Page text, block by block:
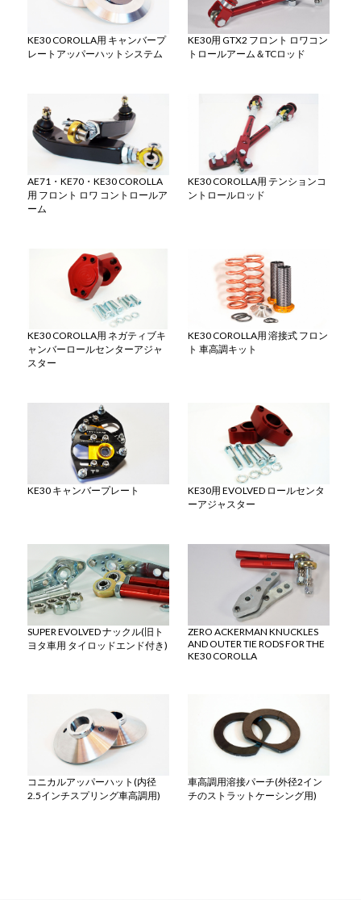
KE30 COROLLA用 キャンバープ
レートアッパーハットシステム
KE30用 GTX2 フロント ロワコン
トロールアーム＆TCロッド
AE71・KE70・KE30 COROLLA
用 フロント ロワ コントロールア
ーム
KE30 COROLLA用 テンションコ
ントロールロッド
KE30 COROLLA用 ネガティブキ
ャンバーロールセンターアジャ
スター
KE30 COROLLA用 溶接式 フロン
ト 車高調キット
KE30 キャンバープレート
KE30用 EVOLVED ロールセンタ
ーアジャスター
SUPER EVOLVED ナックル(旧ト
ヨタ車用 タイロッドエンド付き)
ZERO ACKERMAN KNUCKLES
AND OUTER TIE RODS FOR THE
KE30 COROLLA
コニカルアッパーハット(内径
2.5インチスプリング車高調用)
車高調用溶接パーチ(外径2イン
チのストラットケーシング用)